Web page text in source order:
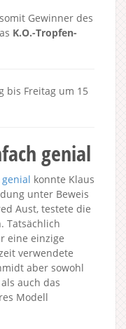
Gewinner des
K.O.-Tropfen-
bis Freitag um 15
genial
konnte Klaus
unter Beweis
Aust, testete die
Tatsächlich
eine einzige
verwendete
aber sowohl
auch das
Modell